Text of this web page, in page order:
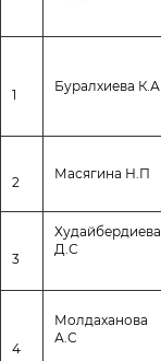
1
Буралхиева К.А
2
Масягина Н.П
3
Худайбердиева
Д.С
4
Молдаханова
А.С